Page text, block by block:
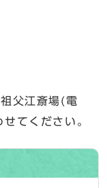
父江斎場(電
てください。